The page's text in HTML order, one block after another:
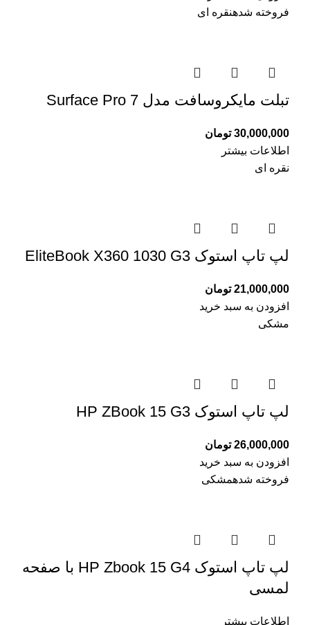
فروخته شدهنقره ای
تبلت مایکروسافت مدل Surface Pro 7
30,000,000 تومان
اطلاعات بیشتر
نقره ای
لپ تاپ استوک EliteBook X360 1030 G3
21,000,000 تومان
افزودن به سبد خرید
مشکی
لپ تاپ استوک HP ZBook 15 G3
26,000,000 تومان
افزودن به سبد خرید
فروخته شدهمشکی
لپ تاپ استوک HP Zbook 15 G4 با صفحه
لمسی
اطلاعات بیشتر